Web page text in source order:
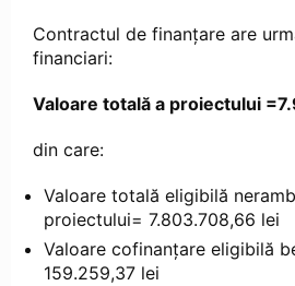
Contractul de finanțare are
financiari:
Valoare totală a proiectului
din care:
Valoare totală eligibilă
proiectului= 7.803.708,66 lei
Valoare cofinanțare eligibilă
159.259,37 lei